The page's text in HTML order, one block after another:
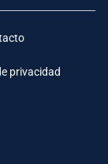
privacidad